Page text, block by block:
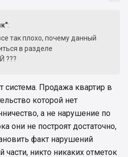
:
так плохо, почему данный
в разделе
???
система. Продажа квартир в
которой нет
а не нарушение по
они не построят достаточно,
факт нарушений
части, никто никаких отметок